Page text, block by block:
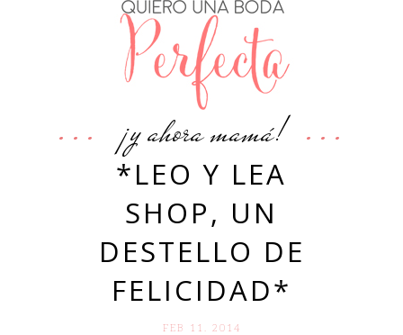
¡y ahora mamá!
*LEO Y LEA
SHOP, UN
DESTELLO DE
FELICIDAD*
FEB 11. 2014